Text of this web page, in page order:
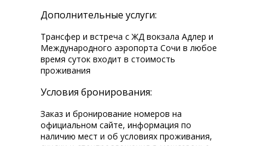
Дополнительные услуги:
Трансфер и встреча с ЖД вокзала Адлер и
Международного аэропорта Сочи в любое
время суток входит в стоимость
проживания
Условия бронирования:
Заказ и бронирование номеров на
официальном сайте, информация по
наличию мест и об условиях проживания,